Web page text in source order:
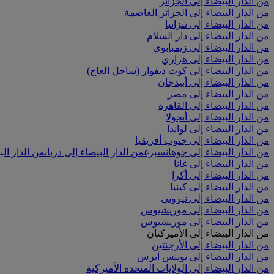
من الدار البيضاء إلى الجزائر العاصمة
من الدار البيضاء إلى تنزانيا
من الدار البيضاء إلى دار السلام
من الدار البيضاء إلى زيمبابوي
من الدار البيضاء إلى هراري
من الدار البيضاء إلى كوت ديفوار (ساحل العاج)
من الدار البيضاء إلى أبيدجان
من الدار البيضاء إلى مصر
من الدار البيضاء إلى القاهرة
من الدار البيضاء إلى أنجولا
من الدار البيضاء إلى لواندا
من الدار البيضاء إلى جنوب أفريقيا
من الدار البيضاء إلى جوهانسبرغمن الدار البيضاء إلى دربانمن الدار
من الدار البيضاء إلى غانا
من الدار البيضاء إلى أكرا
من الدار البيضاء إلى كينيا
من الدار البيضاء إلى نيروبي
من الدار البيضاء إلى موريشيوس
من الدار البيضاء إلى موريشيوس
من الدار البيضاء إلى الأميركتان
من الدار البيضاء إلى الأرجنتين
من الدار البيضاء إلى بوينس آيرس
من الدار البيضاء إلى الولايات المتحدة الأميركية